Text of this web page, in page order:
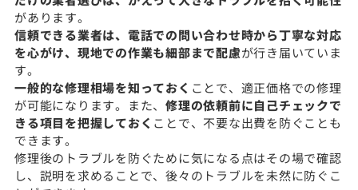
があります。
信頼できる業者は、電話での問い合わせ時から丁寧な対応
を心がけ、現地での作業も細部まで配慮が行き届いていま
す。
一般的な修理相場を知っておく ことで、適正価格での修理
が可能になります。また、 修理の依頼前に自己チェックで
きる項目を把握しておく ことで、不要な出費を防ぐことも
できます。
修理後のトラブルを防ぐために気になる点はその場で確認
し、説明を求めることで、後々のトラブルを未然に防ぐこ